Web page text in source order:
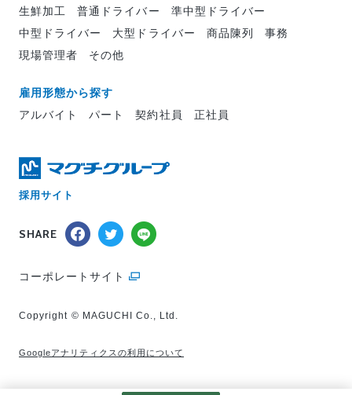
生鮮加工
普通ドライバー
準中型ドライバー
中型ドライバー
大型ドライバー 商品陳列
事務
現場管理者
その他
雇用形態から探す
アルバイト
パート 契約社員 正社員
採用サイト
SHARE
コーポレートサイト
Copyright © MAGUCHI Co., Ltd.
Googleアナリティクスの利用について